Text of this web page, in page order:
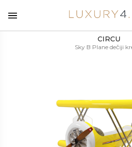
CIRCU
Sky B Plane dečiji